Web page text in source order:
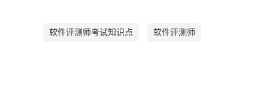
软件评测师考试知识点 软件评测师